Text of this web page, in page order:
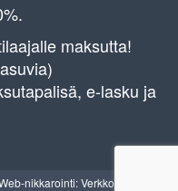
maksutta!
e-lasku ja
nikkarointi: Verkkoverstas